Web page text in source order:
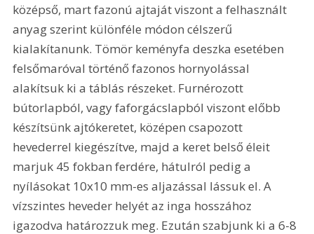
középső, mart fazonú ajtaját viszont a felhasznált
anyag szerint különféle módon célszerű
kialakítanunk. Tömör keményfa deszka esetében
felsőmaróval történő fazonos hornyolással
alakítsuk ki a táblás részeket. Furnérozott
bútorlapból, vagy faforgácslapból viszont előbb
készítsünk ajtókeretet, középen csapozott
hevederrel kiegészítve, majd a keret belső éleit
marjuk 45 fokban ferdére, hátulról pedig a
nyílásokat 10x10 mm-es aljazással lássuk el. A
vízszintes heveder helyét az inga hosszához
igazodva határozzuk meg. Ezután szabjunk ki a 6-8